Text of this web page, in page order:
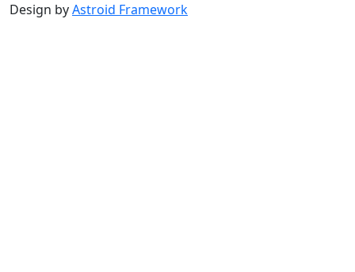
Design byAstroid Framework